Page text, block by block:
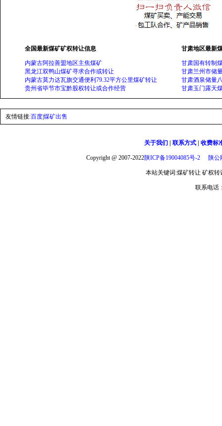
全国最新煤矿矿权转让信息 甘肃地区最新
内蒙古阿拉善盟地区主焦煤矿
黑龙江双鸭山煤矿寻求合作或转让
内蒙古莫力达瓦旗交通便利79.32平方公里煤矿转让
贵州省毕节市宝黔股权转让或合作经营
甘肃国有转制
甘肃兰州市储
甘肃酒泉储量
甘肃玉门露天
友情链接:百度煤矿出售
关于我们 联系方式 收费标
Copyright @ 2007-2022陕ICP备19004085号-2 陕公
本站关键词:煤矿转让 矿权
联系电话